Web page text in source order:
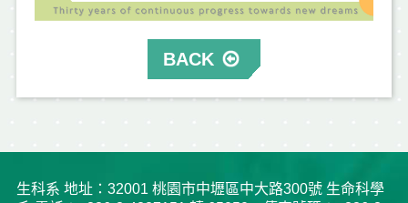
BACK
生科系 地址：32001 桃園市中壢區中大路300號 生命科學